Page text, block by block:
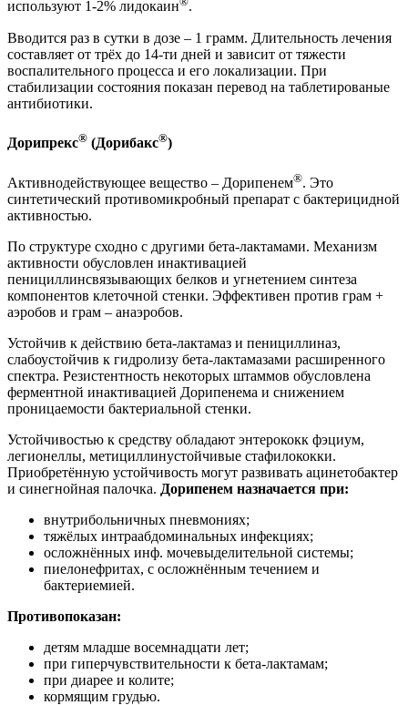
используют 1-2% лидокаин
.
Вводится раз в сутки в дозе – 1 грамм. Длительность лечения
составляет от трёх до 14-ти дней и зависит от тяжести
воспалительного процесса и его локализации. При
стабилизации состояния показан перевод на таблетированые
антибиотики.
Дорипрекс® (Дорибакс®)
Активнодействующее вещество – Дорипенем®. Это
синтетический противомикробный препарат с бактерицидной
активностью.
По структуре сходно с другими бета-лактамами. Механизм
активности обусловлен инактивацией
пенициллинсвязывающих белков и угнетением синтеза
компонентов клеточной стенки. Эффективен против грам +
аэробов и грам – анаэробов.
Устойчив к действию бета-лактамаз и пенициллиназ,
слабоустойчив к гидролизу бета-лактамазами расширенного
спектра. Резистентность некоторых штаммов обусловлена
ферментной инактивацией Дорипенема и снижением
проницаемости бактериальной стенки.
Устойчивостью к средству обладают энтерококк фэциум,
легионеллы, метициллинустойчивые стафилококки.
Приобретённую устойчивость могут развивать ацинетобактер
и синегнойная палочка. Дорипенем назначается при:
внутрибольничных пневмониях;
тяжёлых интраабдоминальных инфекциях;
осложнённых инф. мочевыделительной системы;
пиелонефритах, с осложнённым течением и
бактериемией.
Противопоказан:
детям младше восемнадцати лет;
при гиперчувствительности к бета-лактамам;
при диарее и колите;
кормящим грудью.